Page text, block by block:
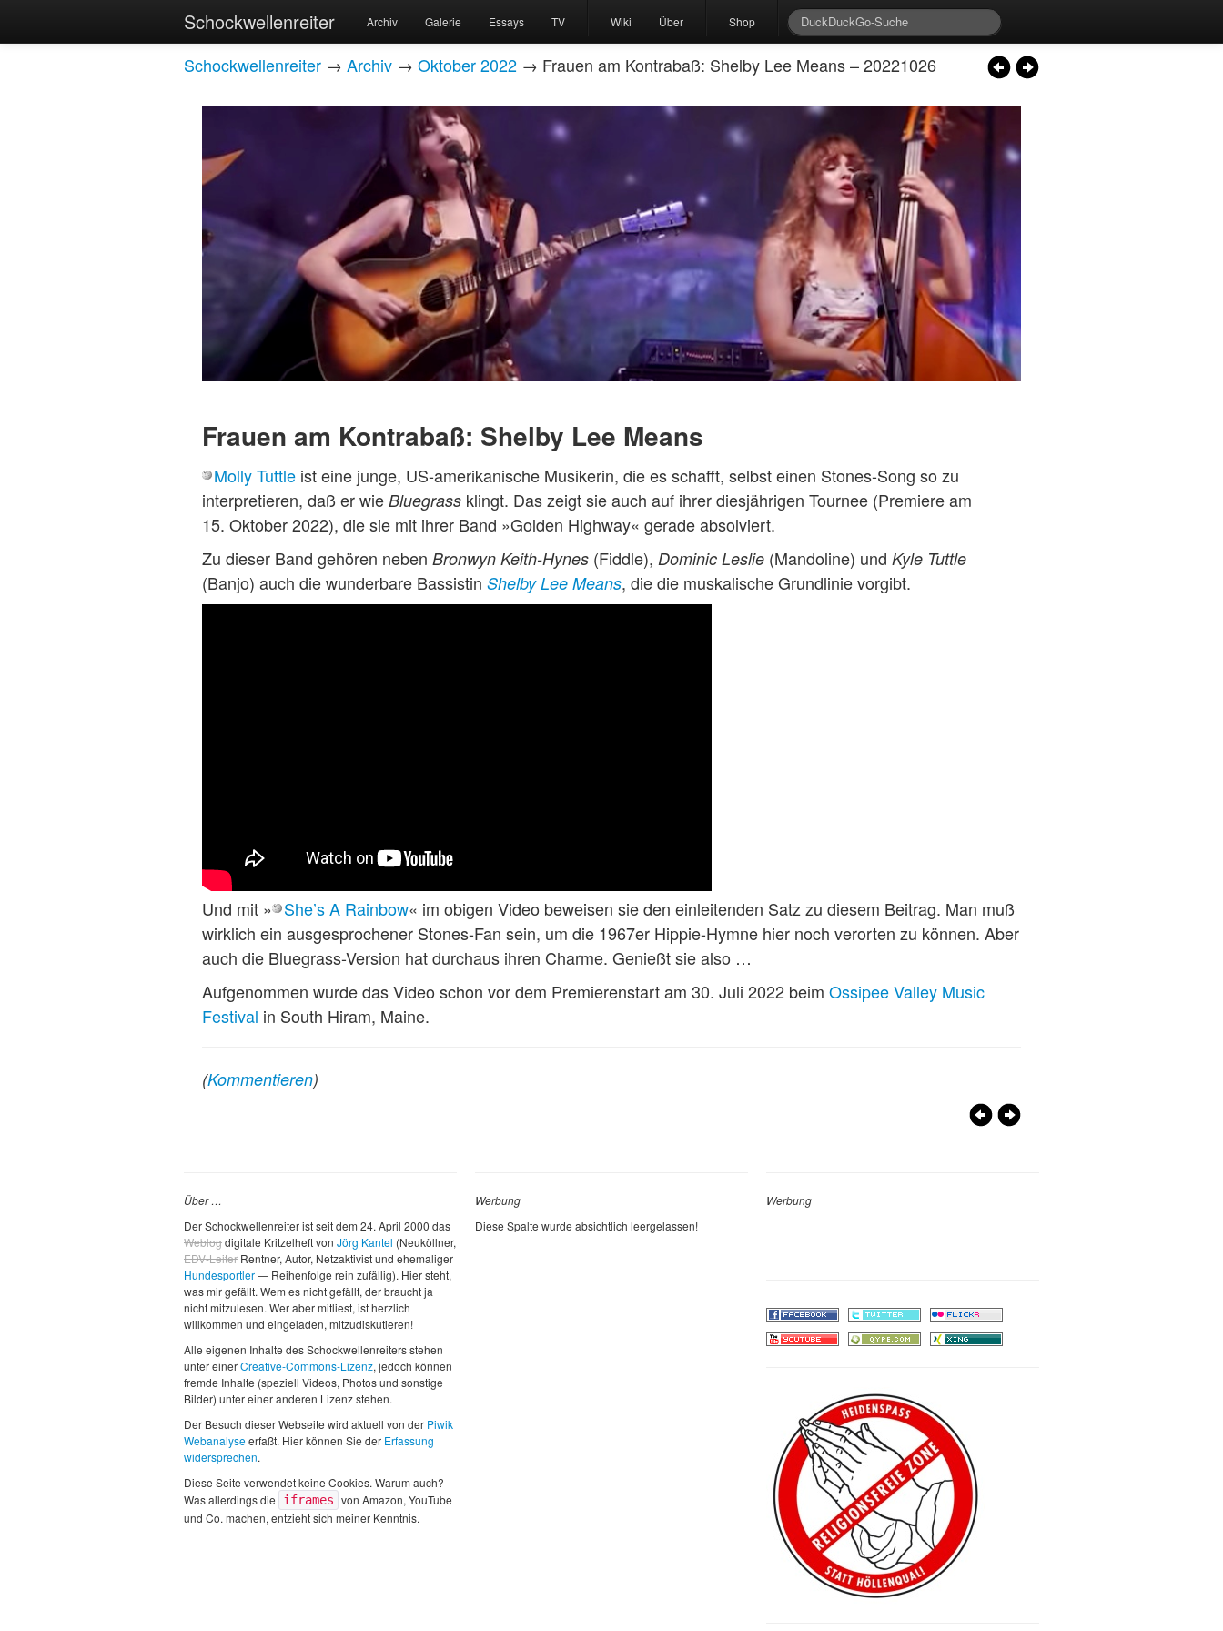
Schockwellenreiter Archiv Galerie Essays TV Wiki Über Shop
Schockwellenreiter → Archiv → Oktober 2022 → Frauen am Kontrabaß: Shelby Lee Means – 20221026
Frauen am Kontrabaß: Shelby Lee Means
Molly Tuttle ist eine junge, US-amerikanische Musikerin, die es schafft, selbst einen Stones-Song so zu
interpretieren, daß er wie Bluegrass klingt. Das zeigt sie auch auf ihrer diesjährigen Tournee (Premiere am
15. Oktober 2022), die sie mit ihrer Band »Golden Highway« gerade absolviert.
Zu dieser Band gehören neben Bronwyn Keith-Hynes (Fiddle), Dominic Leslie (Mandoline) und Kyle Tuttle
(Banjo) auch die wunderbare Bassistin Shelby Lee Means, die die muskalische Grundlinie vorgibt.
Und mit » She’s A Rainbow« im obigen Video beweisen sie den einleitenden Satz zu diesem Beitrag. Man muß
wirklich ein ausgesprochener Stones-Fan sein, um die 1967er Hippie-Hymne hier noch verorten zu können. Aber
auch die Bluegrass-Version hat durchaus ihren Charme. Genießt sie also …
Aufgenommen wurde das Video schon vor dem Premierenstart am 30. Juli 2022 beim Ossipee Valley Music
Festival in South Hiram, Maine.
(Kommentieren)
Über …
Der Schockwellenreiter ist seit dem 24. April 2000 das
Weblogdigitale Kritzelheft von Jörg Kantel (Neuköllner,
EDV-Leiter Rentner, Autor, Netzaktivist und ehemaliger
Hundesportler— Reihenfolge rein zufällig). Hier steht,
was mir gefällt. Wem es nicht gefällt, der braucht ja
nicht mitzulesen. Wer aber mitliest, ist herzlich
willkommen und eingeladen, mitzudiskutieren!
Alle eigenen Inhalte des Schockwellenreiters stehen
unter einerCreative-Commons-Lizenz, jedoch können
fremde Inhalte (speziell Videos, Photos und sonstige
Bilder) unter einer anderen Lizenz stehen.
Der Besuch dieser Webseite wird aktuell von der Piwik
Webanalyseerfaßt. Hier können Sie der Erfassung
widersprechen.
Diese Seite verwendet keine Cookies. Warum auch?
Was allerdings die
iframes von Amazon, YouTube
und Co. machen, entzieht sich meiner Kenntnis.
Werbung
Diese Spalte wurde absichtlich leergelassen!
Werbung